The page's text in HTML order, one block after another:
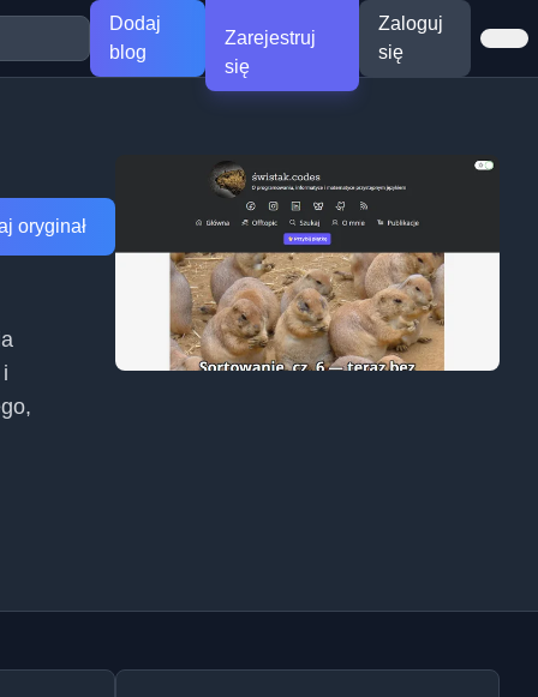
Dodaj
blog
Zarejestruj
się
Zaloguj
się
oryginał